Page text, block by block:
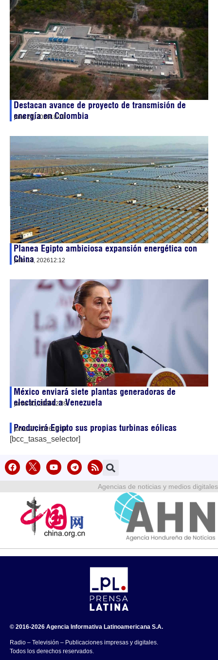
Destacan avance de proyecto de transmisión de
energía en Colombia
julio 24, 202618:19
Planea Egipto ambiciosa expansión energética con
China
julio 13, 202612:12
México enviará siete plantas generadoras de
electricidad a Venezuela
junio 30, 202612:39
Producirá Egipto sus propias turbinas eólicas
junio 27, 202610:14
[bcc_tasas_selector]
Agencias de noticias y medios digitales
© 2016-2026 Agencia Informativa Latinoamericana S.A.
Radio – Televisión – Publicaciones impresas y digitales.
Todos los derechos reservados.